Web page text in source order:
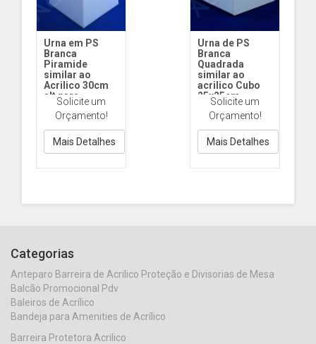
Urna em PS
Branca
Piramide
similar ao
Acrilico 30cm
alt para
sorteios e
eventos
Cod1112 30cm PS
Branca
Solicite um
Orçamento!
Mais Detalhes
Urna de PS
Branca
Quadrada
similar ao
acrilico Cubo
25x25cm
sorteio e
promoção
Cod.1144
25x25cm PS
Solicite um
Orçamento!
Mais Detalhes
Categorias
Anteparo Barreira de Acrilico Proteção e Divisorias de Mesa
Balcão Promocional Pdv
Baleiros de Acrílico
Bandeja para Amenities de Acrílico
Barreira Protetora Acrilico